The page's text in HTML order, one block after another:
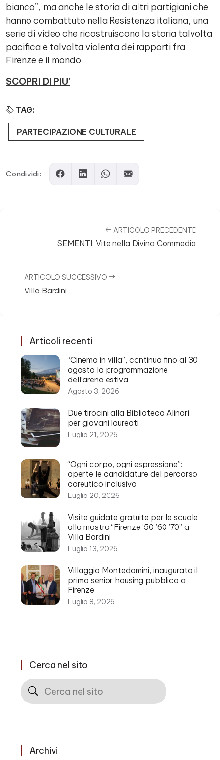
bianco”, ma anche le storia di altri partigiani che
hanno combattuto nella Resistenza italiana, una
serie di video che ricostruiscono la storia talvolta
pacifica e talvolta violenta dei rapporti fra
Firenze e il mondo.
SCOPRI DI PIU’
TAG:
PARTECIPAZIONE CULTURALE
Condividi:
ARTICOLO PRECEDENTE
SEMENTI: Vite nella Divina Commedia
ARTICOLO SUCCESSIVO
Villa Bardini
Articoli recenti
“Cinema in villa”, continua fino al 30
agosto la programmazione
dell’arena estiva
Agosto 3, 2026
Due tirocini alla Biblioteca Alinari
per giovani laureati
Luglio 21, 2026
“Ogni corpo, ogni espressione”:
aperte le candidature del percorso
coreutico inclusivo
Luglio 20, 2026
Visite guidate gratuite per le scuole
alla mostra “Firenze ’50 ’60 ’70” a
Villa Bardini
Luglio 13, 2026
Villaggio Montedomini, inaugurato il
primo senior housing pubblico a
Firenze
Luglio 8, 2026
Cerca nel sito
Cerca
Archivi